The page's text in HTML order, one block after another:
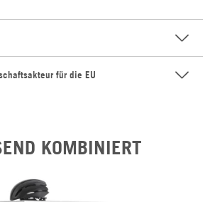
für die EU
KOMBINIERT